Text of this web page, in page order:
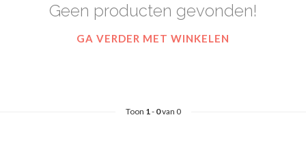
Geen producten gevonden!
GA VERDER MET WINKELEN
Toon 1- 0van 0